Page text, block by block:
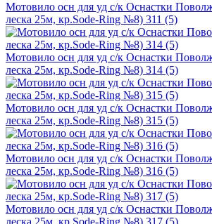
Мотовило осн для уд с/к Оснастки
леска 25м, кр.Sode-Ring №8) 311 (5)
Мотовило осн для уд с/к Оснастки
леска 25м, кр.Sode-Ring №8) 314 (5)
Мотовило осн для уд с/к Оснастки
леска 25м, кр.Sode-Ring №8) 315 (5)
Мотовило осн для уд с/к Оснастки
леска 25м, кр.Sode-Ring №8) 316 (5)
Мотовило осн для уд с/к Оснастки